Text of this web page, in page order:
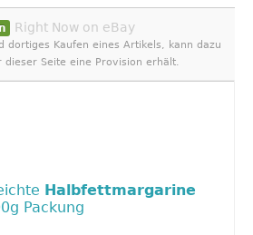
Right Now on eBay
dortiges Kaufen eines Artikels, kann dazu
Seite eine Provision erhält.
Halbfettmargarine
Packung